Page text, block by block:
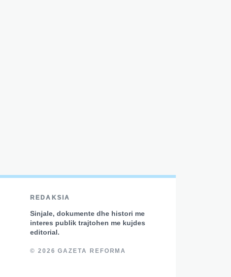
REDAKSIA
Sinjale, dokumente dhe histori me
interes publik trajtohen me kujdes
editorial.
© 2026 GAZETA REFORMA